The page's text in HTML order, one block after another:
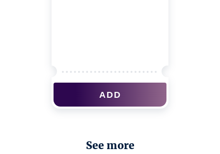
ADD
See more